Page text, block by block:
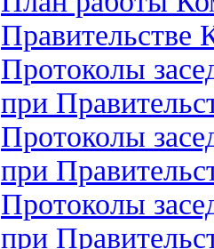
Правительстве
Протоколы
при
Протоколы
при
Протоколы
при